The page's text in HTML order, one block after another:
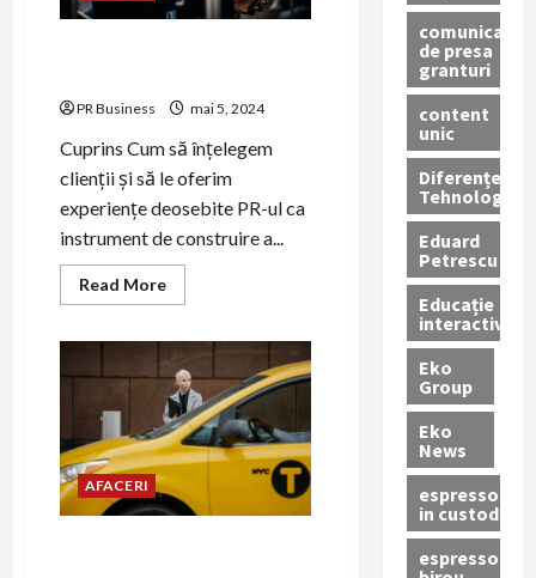
PR Business mai 5, 2024
Cuprins Cum să înțelegem
clienții și să le oferim
experiențe deosebite PR-ul ca
instrument de construire a...
Read MoreRead
more
să
construim
relații
puternice
cu
clienții
AFACERI
comunicate
de presa
granturi
content
unic
Diferențe
Tehnologice
Eduard
Petrescu
Educație
interactivă
Eko
Group
Eko
News
espressoare
in custodie
espressor